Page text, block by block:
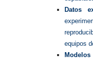
Datos
equipos